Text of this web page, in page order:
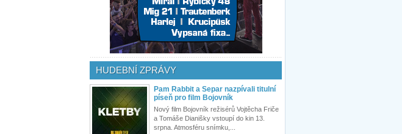
HUDEBNÍ ZPRÁVY
Pam Rabbit a Separ nazpívali titulní
píseň pro film Bojovník
Nový film Bojovník režisérů Vojtěcha Friče
a Tomáše Dianišky vstoupí do kin 13.
srpna. Atmosféru snímku,...